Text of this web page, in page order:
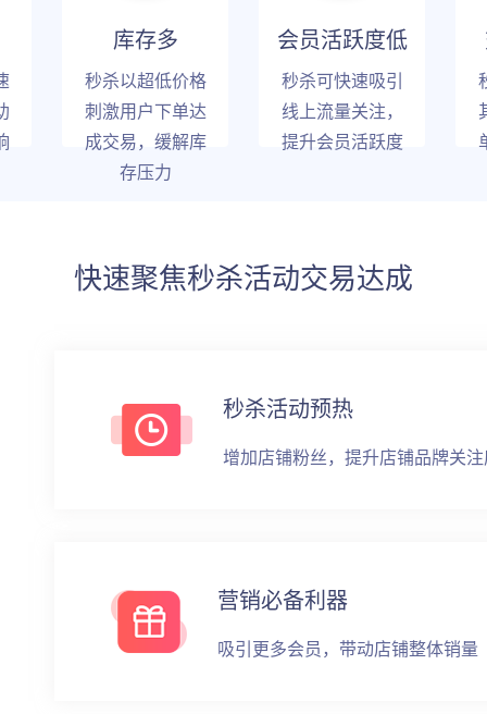
库存多
秒杀以超低价格
刺激用户下单达
成交易，缓解库
存压力
会员活跃度低
秒杀可快速吸引
线上流量关注，
提升会员活跃度
快速聚焦秒杀活动交易达成
秒杀活动预热
增加店铺粉丝，提升店铺品牌关
营销必备利器
吸引更多会员，带动店铺整体销量